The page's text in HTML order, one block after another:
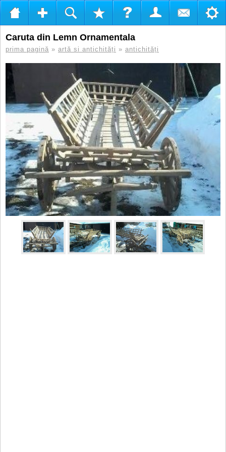
Caruta din Lemn Ornamentala
prima pagină » artă si antichități » antichități